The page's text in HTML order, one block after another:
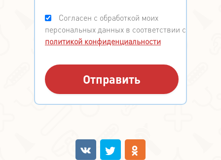
Согласен с обработкой моих
персональных данных в соответствии с
политикой конфиденциальности